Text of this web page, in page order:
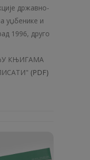
државно-
уџбенике и
1996, друго
КЊИГАМА
(PDF)